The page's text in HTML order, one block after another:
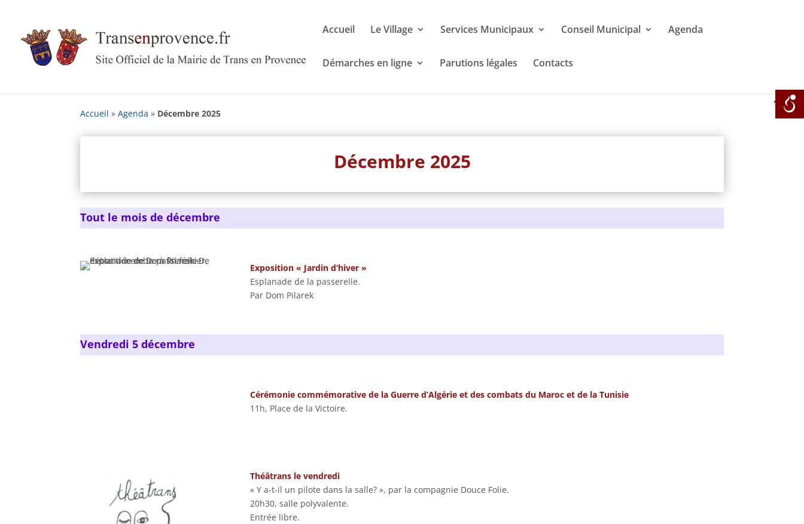
Accueil Le Village Services Municipaux Conseil Municipal Agenda
Démarches en ligne Parutions légales Contacts
Accueil »Agenda » Décembre 2025
Décembre 2025
Tout le mois de décembre
Exposition « Jardin d’hiver »
Esplanade de la passerelle.
Par Dom Pilarek
Vendredi 5 décembre
Cérémonie commémorative de la Guerre d’Algérie et des combats du Maroc et de la Tunisie
11h, Place de la Victoire.
Théâtrans le vendredi
« Y a-t-il un pilote dans la salle? », par la compagnie Douce Folie.
20h30, salle polyvalente.
Entrée libre.